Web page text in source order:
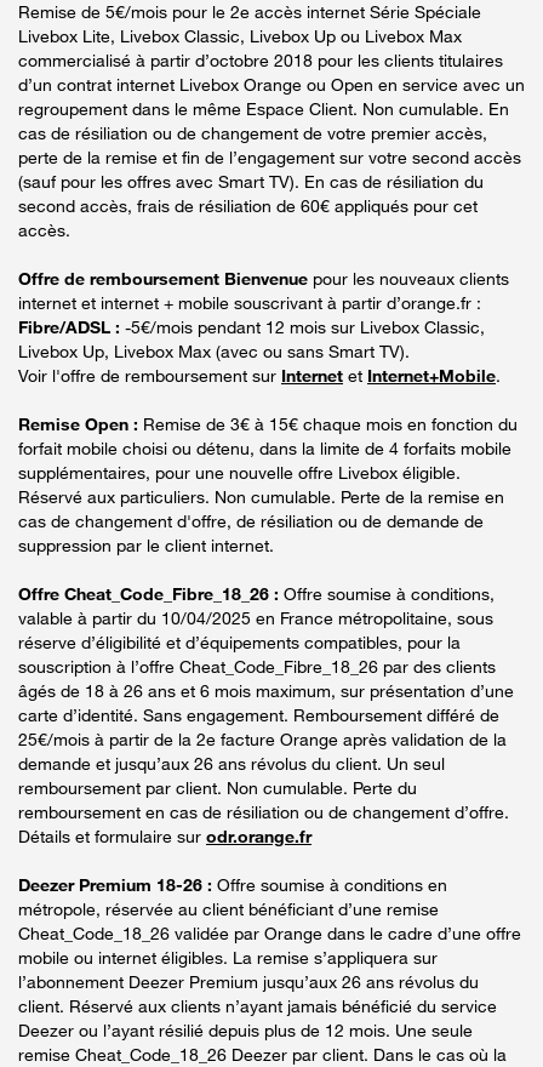
Remise de 5€/mois pour le 2e accès internet Série Spéciale
Livebox Lite, Livebox Classic, Livebox Up ou Livebox Max
commercialisé à partir d’octobre 2018 pour les clients titulaires
d’un contrat internet Livebox Orange ou Open en service avec un
regroupement dans le même Espace Client. Non cumulable. En
cas de résiliation ou de changement de votre premier accès,
perte de la remise et fin de l’engagement sur votre second accès
(sauf pour les offres avec Smart TV). En cas de résiliation du
second accès, frais de résiliation de 60€ appliqués pour cet
accès.
Offre de remboursement Bienvenue pour les nouveaux clients
internet et internet + mobile souscrivant à partir d’orange.fr :
Fibre/ADSL : -5€/mois pendant 12 mois sur Livebox Classic,
Livebox Up, Livebox Max (avec ou sans Smart TV).
Voir l'offre de remboursement sur Internet et Internet+Mobile.
Remise Open : Remise de 3€ à 15€ chaque mois en fonction du
forfait mobile choisi ou détenu, dans la limite de 4 forfaits mobile
supplémentaires, pour une nouvelle offre Livebox éligible.
Réservé aux particuliers. Non cumulable. Perte de la remise en
cas de changement d'offre, de résiliation ou de demande de
suppression par le client internet.
Offre Cheat_Code_Fibre_18_26 : Offre soumise à conditions,
valable à partir du 10/04/2025 en France métropolitaine, sous
réserve d’éligibilité et d’équipements compatibles, pour la
souscription à l’offre Cheat_Code_Fibre_18_26 par des clients
âgés de 18 à 26 ans et 6 mois maximum, sur présentation d’une
carte d’identité. Sans engagement. Remboursement différé de
25€/mois à partir de la 2e facture Orange après validation de la
demande et jusqu’aux 26 ans révolus du client. Un seul
remboursement par client. Non cumulable. Perte du
remboursement en cas de résiliation ou de changement d’offre.
Détails et formulaire sur odr.orange.fr
Deezer Premium 18-26 : Offre soumise à conditions en
métropole, réservée au client bénéficiant d’une remise
Cheat_Code_18_26 validée par Orange dans le cadre d’une offre
mobile ou internet éligibles. La remise s’appliquera sur
l’abonnement Deezer Premium jusqu’aux 26 ans révolus du
client. Réservé aux clients n’ayant jamais bénéficié du service
Deezer ou l’ayant résilié depuis plus de 12 mois. Une seule
remise Cheat_Code_18_26 Deezer par client. Dans le cas où la